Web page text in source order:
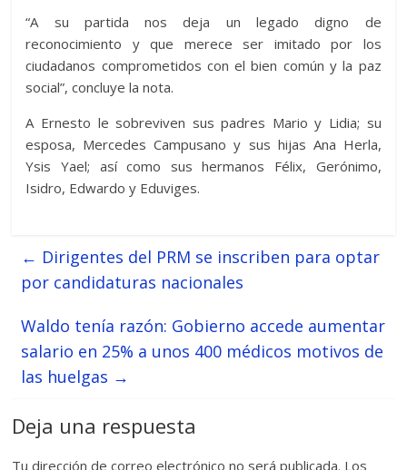
“A su partida nos deja un legado digno de
reconocimiento y que merece ser imitado por los
ciudadanos comprometidos con el bien común y la paz
social”, concluye la nota.
A Ernesto le sobreviven sus padres Mario y Lidia; su
esposa, Mercedes Campusano y sus hijas Ana Herla,
Ysis Yael; así como sus hermanos Félix, Gerónimo,
Isidro, Edwardo y Eduviges.
← Dirigentes del PRM se inscriben para optar
por candidaturas nacionales
Waldo tenía razón: Gobierno accede aumentar
salario en 25% a unos 400 médicos motivos de
las huelgas →
Deja una respuesta
Tu dirección de correo electrónico no será publicada. Los